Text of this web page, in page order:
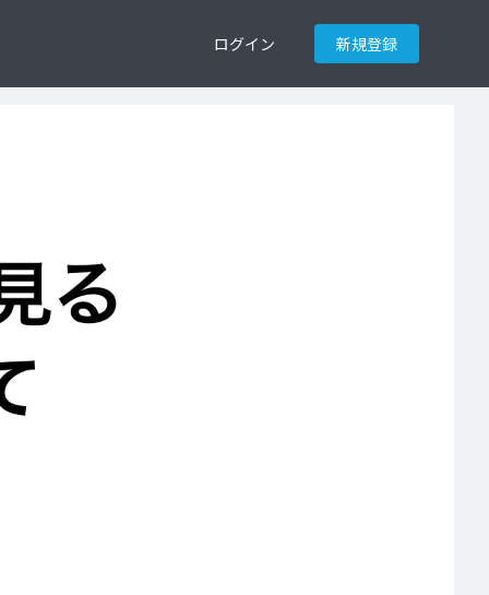
ログイン 新規登録